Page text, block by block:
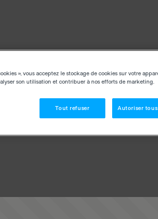
», vous acceptez le stockage de cookies sur votre
son utilisation et contribuer à nos efforts de marketing.
Tout refuser Autoriser